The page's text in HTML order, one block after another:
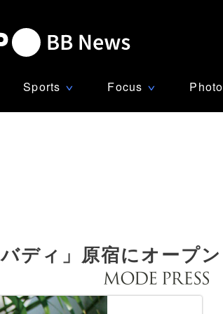
Sports ∨ Focus ∨ Photo
ディ」原宿にオープン